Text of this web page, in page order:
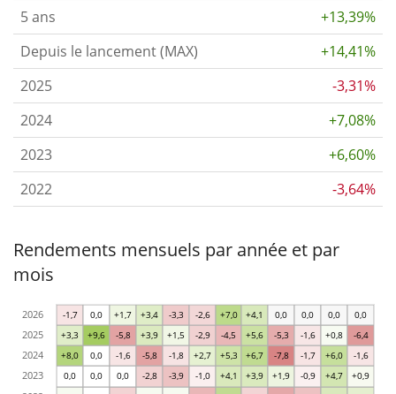
5 ans
+13,39%
Depuis le lancement (MAX)
+14,41%
2025
-3,31%
2024
+7,08%
2023
+6,60%
2022
-3,64%
Rendements mensuels par année et par
mois
0,0 0,0 0,0 -2,8 -3,9 -1,0 +4,1 +3,9 +1,9 -0,9 +4,7 +0,9
+8,0 0,0 -1,6 -5,8 -1,8 +2,7 +5,3 +6,7 -7,8 -1,7 +6,0 -1,6
+3,3 +9,6 -5,8 +3,9 +1,5 -2,9 -4,5 +5,6 -5,3 -1,6 +0,8 -6,4
-1,7 0,0 +1,7 +3,4 -3,3 -2,6 +7,0 +4,1 0,0 0,0 0,0 0,0
2023
2024
2025
2026